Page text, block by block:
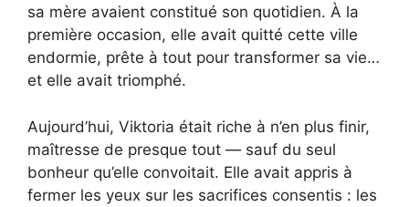
sa mère avaient constitué son quotidien. À la
première occasion, elle avait quitté cette ville
endormie, prête à tout pour transformer sa vie…
et elle avait triomphé.
Aujourd’hui, Viktoria était riche à n’en plus finir,
maîtresse de presque tout — sauf du seul
bonheur qu’elle convoitait. Elle avait appris à
fermer les yeux sur les sacrifices consentis : les